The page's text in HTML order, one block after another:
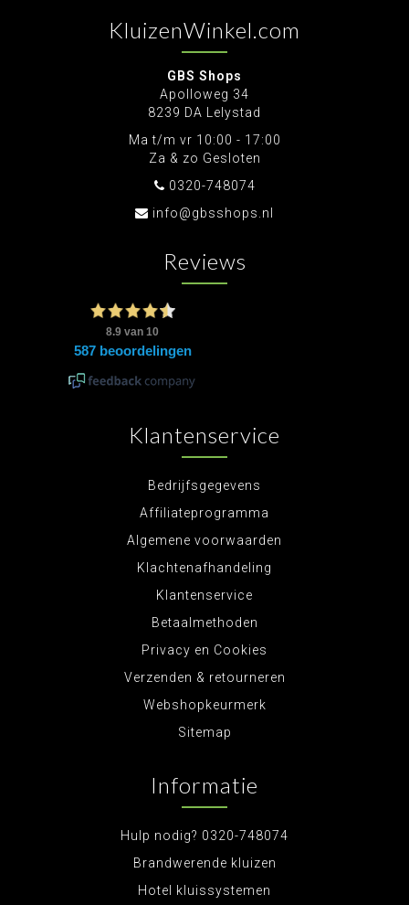
KluizenWinkel.com
GBS Shops
Apolloweg 34
8239 DA Lelystad
Ma t/m vr 10:00 - 17:00
Za & zo Gesloten
0320-748074
info@gbsshops.nl
Reviews
Klantenservice
Bedrijfsgegevens
Affiliateprogramma
Algemene voorwaarden
Klachtenafhandeling
Klantenservice
Betaalmethoden
Privacy en Cookies
Verzenden & retourneren
Webshopkeurmerk
Sitemap
Informatie
Hulp nodig? 0320-748074
Brandwerende kluizen
Hotel kluissystemen